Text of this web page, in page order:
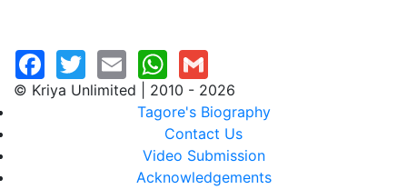
© Kriya Unlimited | 2010 - 2026
Tagore's Biography
Contact Us
Video Submission
Acknowledgements